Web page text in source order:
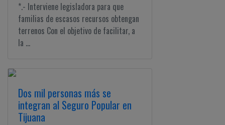
*.- Interviene legisladora para que
familias de escasos recursos obtengan
terrenos Con el objetivo de facilitar, a
la ...
Dos mil personas más se
integran al Seguro Popular en
Tijuana